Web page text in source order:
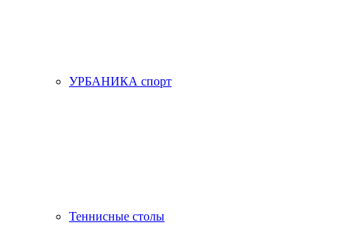
УРБАНИКА спорт
Теннисные столы